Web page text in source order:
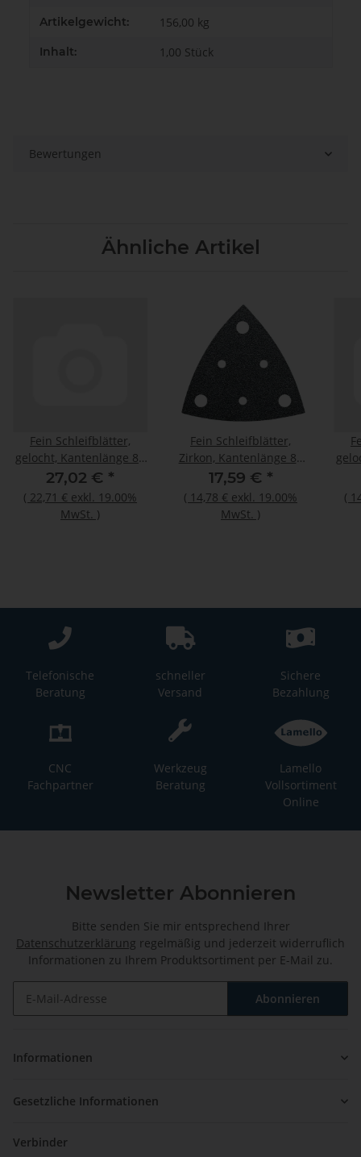
Artikelgewicht: 156,00 kg
Inhalt: 1,00 Stück
Bewertungen
Ähnliche Artikel
Fein Schleifblätter,
gelocht, Kantenlänge 80
mm
27,02 € *
( 22,71 € exkl. 19.00%
MwSt. )
Fein Schleifblätter,
Zirkon, Kantenlänge 80
mm
17,59 € *
( 14,78 € exkl. 19.00%
MwSt. )
(
Telefonische
Beratung
schneller
Versand
Sichere
Bezahlung
CNC
Fachpartner
Werkzeug
Beratung
Lamello
Vollsortiment
Online
Newsletter Abonnieren
Bitte senden Sie mir entsprechend Ihrer
Datenschutzerklärung regelmäßig und jederzeit widerruflich
Informationen zu Ihrem Produktsortiment per E-Mail zu.
Abonnieren
Informationen
Gesetzliche Informationen
Verbinder